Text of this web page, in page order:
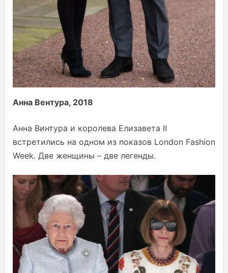
Анна Вентура, 2018
Анна Винтура и королева Елизавета II
встретились на одном из показов London Fashion
Week. Две женщины – две легенды.